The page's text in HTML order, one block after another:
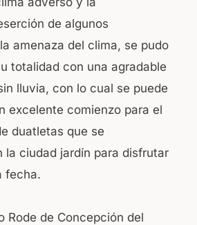
de algunos
amenaza del clima, se pudo
totalidad con una agradable
lluvia, con lo cual se puede
excelente comienzo para el
duatletas que se
la ciudad jardín para disfrutar
fecha.
Rode de Concepción del